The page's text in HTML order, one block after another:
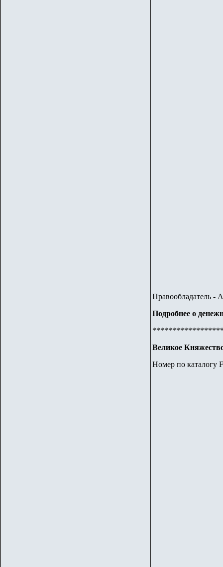
Правообладатель -
Подробнее о
Великое
Номер по каталогу